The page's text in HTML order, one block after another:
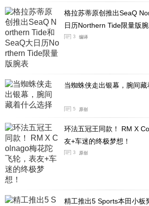
欧米茄海马系列37毫米“Milano
表，以其优雅的设计、精湛的工艺与卓
米茄奥运计时传奇的又一力作。无论
华腕表，还是作为纪念冬奥会的收藏品
了欧米茄在制表领域的非凡实力。它将
米茄的制表艺术完美结合，为佩戴者
格拉苏蒂原创推出SeaQ
日历Northern Tide限量版
3 编译
当蜘蛛侠走出银幕，腕间
5 原创
环法五冠王同款！ RM X
友+车迷的终极梦想！
3 原创
精工推出5 Sports本田小板